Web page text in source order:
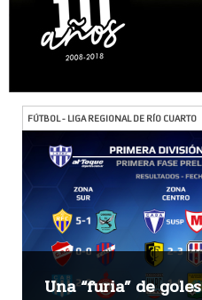
FÚTBOL - LIGA REGIONAL DE RÍO CUARTO
Una “furia” de goles